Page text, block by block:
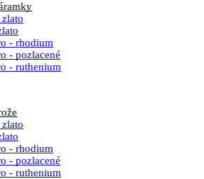
- rhodium
- pozlacené
- ruthenium
- rhodium
- pozlacené
- ruthenium